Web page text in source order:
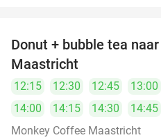
Donut + bubble tea
Maastricht
12:15 12:30 12:45 13:00
14:00
14:15 14:30 14:45
Monkey Coffee Maastricht